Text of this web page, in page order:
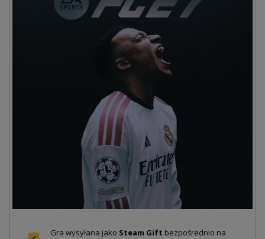
Gra wysyłana jako Steam Gift bezpośrednio na